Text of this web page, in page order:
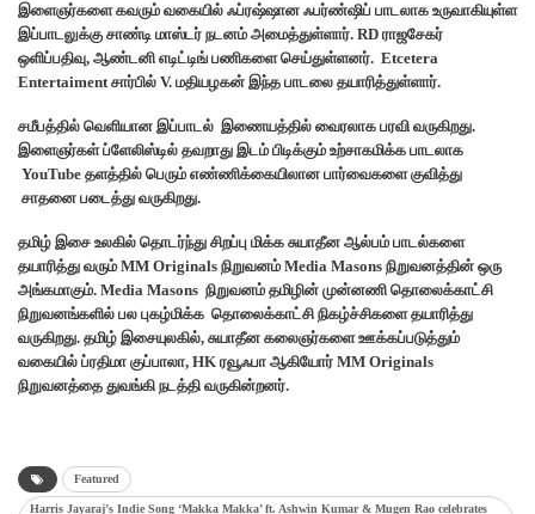
இளைஞர்களை கவரும் வகையில் ஃப்ரஷ்ஷான ஃபர்ண்ஷிப் பாடலாக உருவாகியுள்ள
இப்பாடலுக்கு சாண்டி மாஸ்டர் நடனம் அமைத்துள்ளார். RD ராஜசேகர்
ஒளிப்பதிவு, ஆண்டனி எடிட்டிங் பணிகளை செய்துள்ளனர். Etcetera
Entertaiment சார்பில் V. மதியழகன் இந்த பாடலை தயாரித்துள்ளார்.
சமீபத்தில் வெளியான இப்பாடல் இணையத்தில் வைரலாக பரவி வருகிறது.
இளைஞர்கள் ப்ளேலிஸ்டில் தவறாது இடம் பிடிக்கும் உற்சாகமிக்க பாடலாக
YouTube தளத்தில் பெரும் எண்ணிக்கையிலான பார்வைகளை குவித்து
சாதனை படைத்து வருகிறது.
தமிழ் இசை உலகில் தொடர்ந்து சிறப்பு மிக்க சுயாதீன ஆல்பம் பாடல்களை
தயாரித்து வரும் MM Originals நிறுவனம் Media Masons நிறுவனத்தின் ஒரு
அங்கமாகும். Media Masons நிறுவனம் தமிழின் முன்னணி தொலைக்காட்சி
நிறுவனங்களில் பல புகழ்மிக்க தொலைக்காட்சி நிகழ்ச்சிகளை தயாரித்து
வருகிறது. தமிழ் இசையுலகில், சுயாதீன கலைஞர்களை ஊக்கப்படுத்தும்
வகையில் ப்ரதிமா குப்பாலா, HK ரவூஃபா ஆகியோர் MM Originals
நிறுவனத்தை துவங்கி நடத்தி வருகின்றனர்.
Featured
Harris Jayaraj’s Indie Song ‘Makka Makka’ ft. Ashwin Kumar & Mugen Rao celebrates